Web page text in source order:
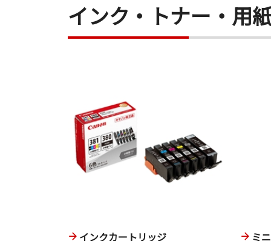
インク・トナー・用
インクカートリッジ ミ